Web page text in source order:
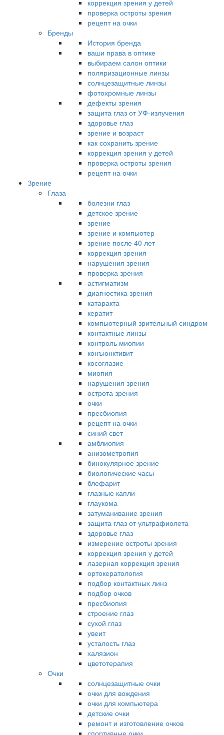
коррекция зрения у детей
проверка остроты зрения
рецепт на очки
Бренды
История бренда
ваши права в оптике
выбираем салон оптики
поляризационные линзы
солнцезащитные линзы
фотохромные линзы
дефекты зрения
защита глаз от УФ-излучения
здоровье глаз
зрение и возраст
как сохранить зрение
коррекция зрения у детей
проверка остроты зрения
рецепт на очки
Зрение
Глаза
болезни глаз
детское зрение
зрение
зрение и компьютер
зрение после 40 лет
коррекция зрения
нарушения зрения
проверка зрения
астигматизм
диагностика зрения
катаракта
кератит
компьютерный зрительный синдром
контактные линзы
контроль миопии
конъюнктивит
косоглазие
миопия
нарушения зрения
острота зрения
очки
пресбиопия
рецепт на очки
синий свет
амблиопия
анизометропия
бинокулярное зрение
биологические часы
блефарит
глазные капли
глаукома
затуманивание зрения
защита глаз от ультрафиолета
здоровье глаз
измерение остроты зрения
коррекция зрения у детей
лазерная коррекция зрения
ортокератология
подбор контактных линз
подбор очков
пресбиопия
строение глаз
сухой глаз
увеит
усталость глаз
халязион
цветотерапия
Очки
солнцезащитные очки
очки для вождения
очки для компьютера
детские очки
ремонт и изготовление очков